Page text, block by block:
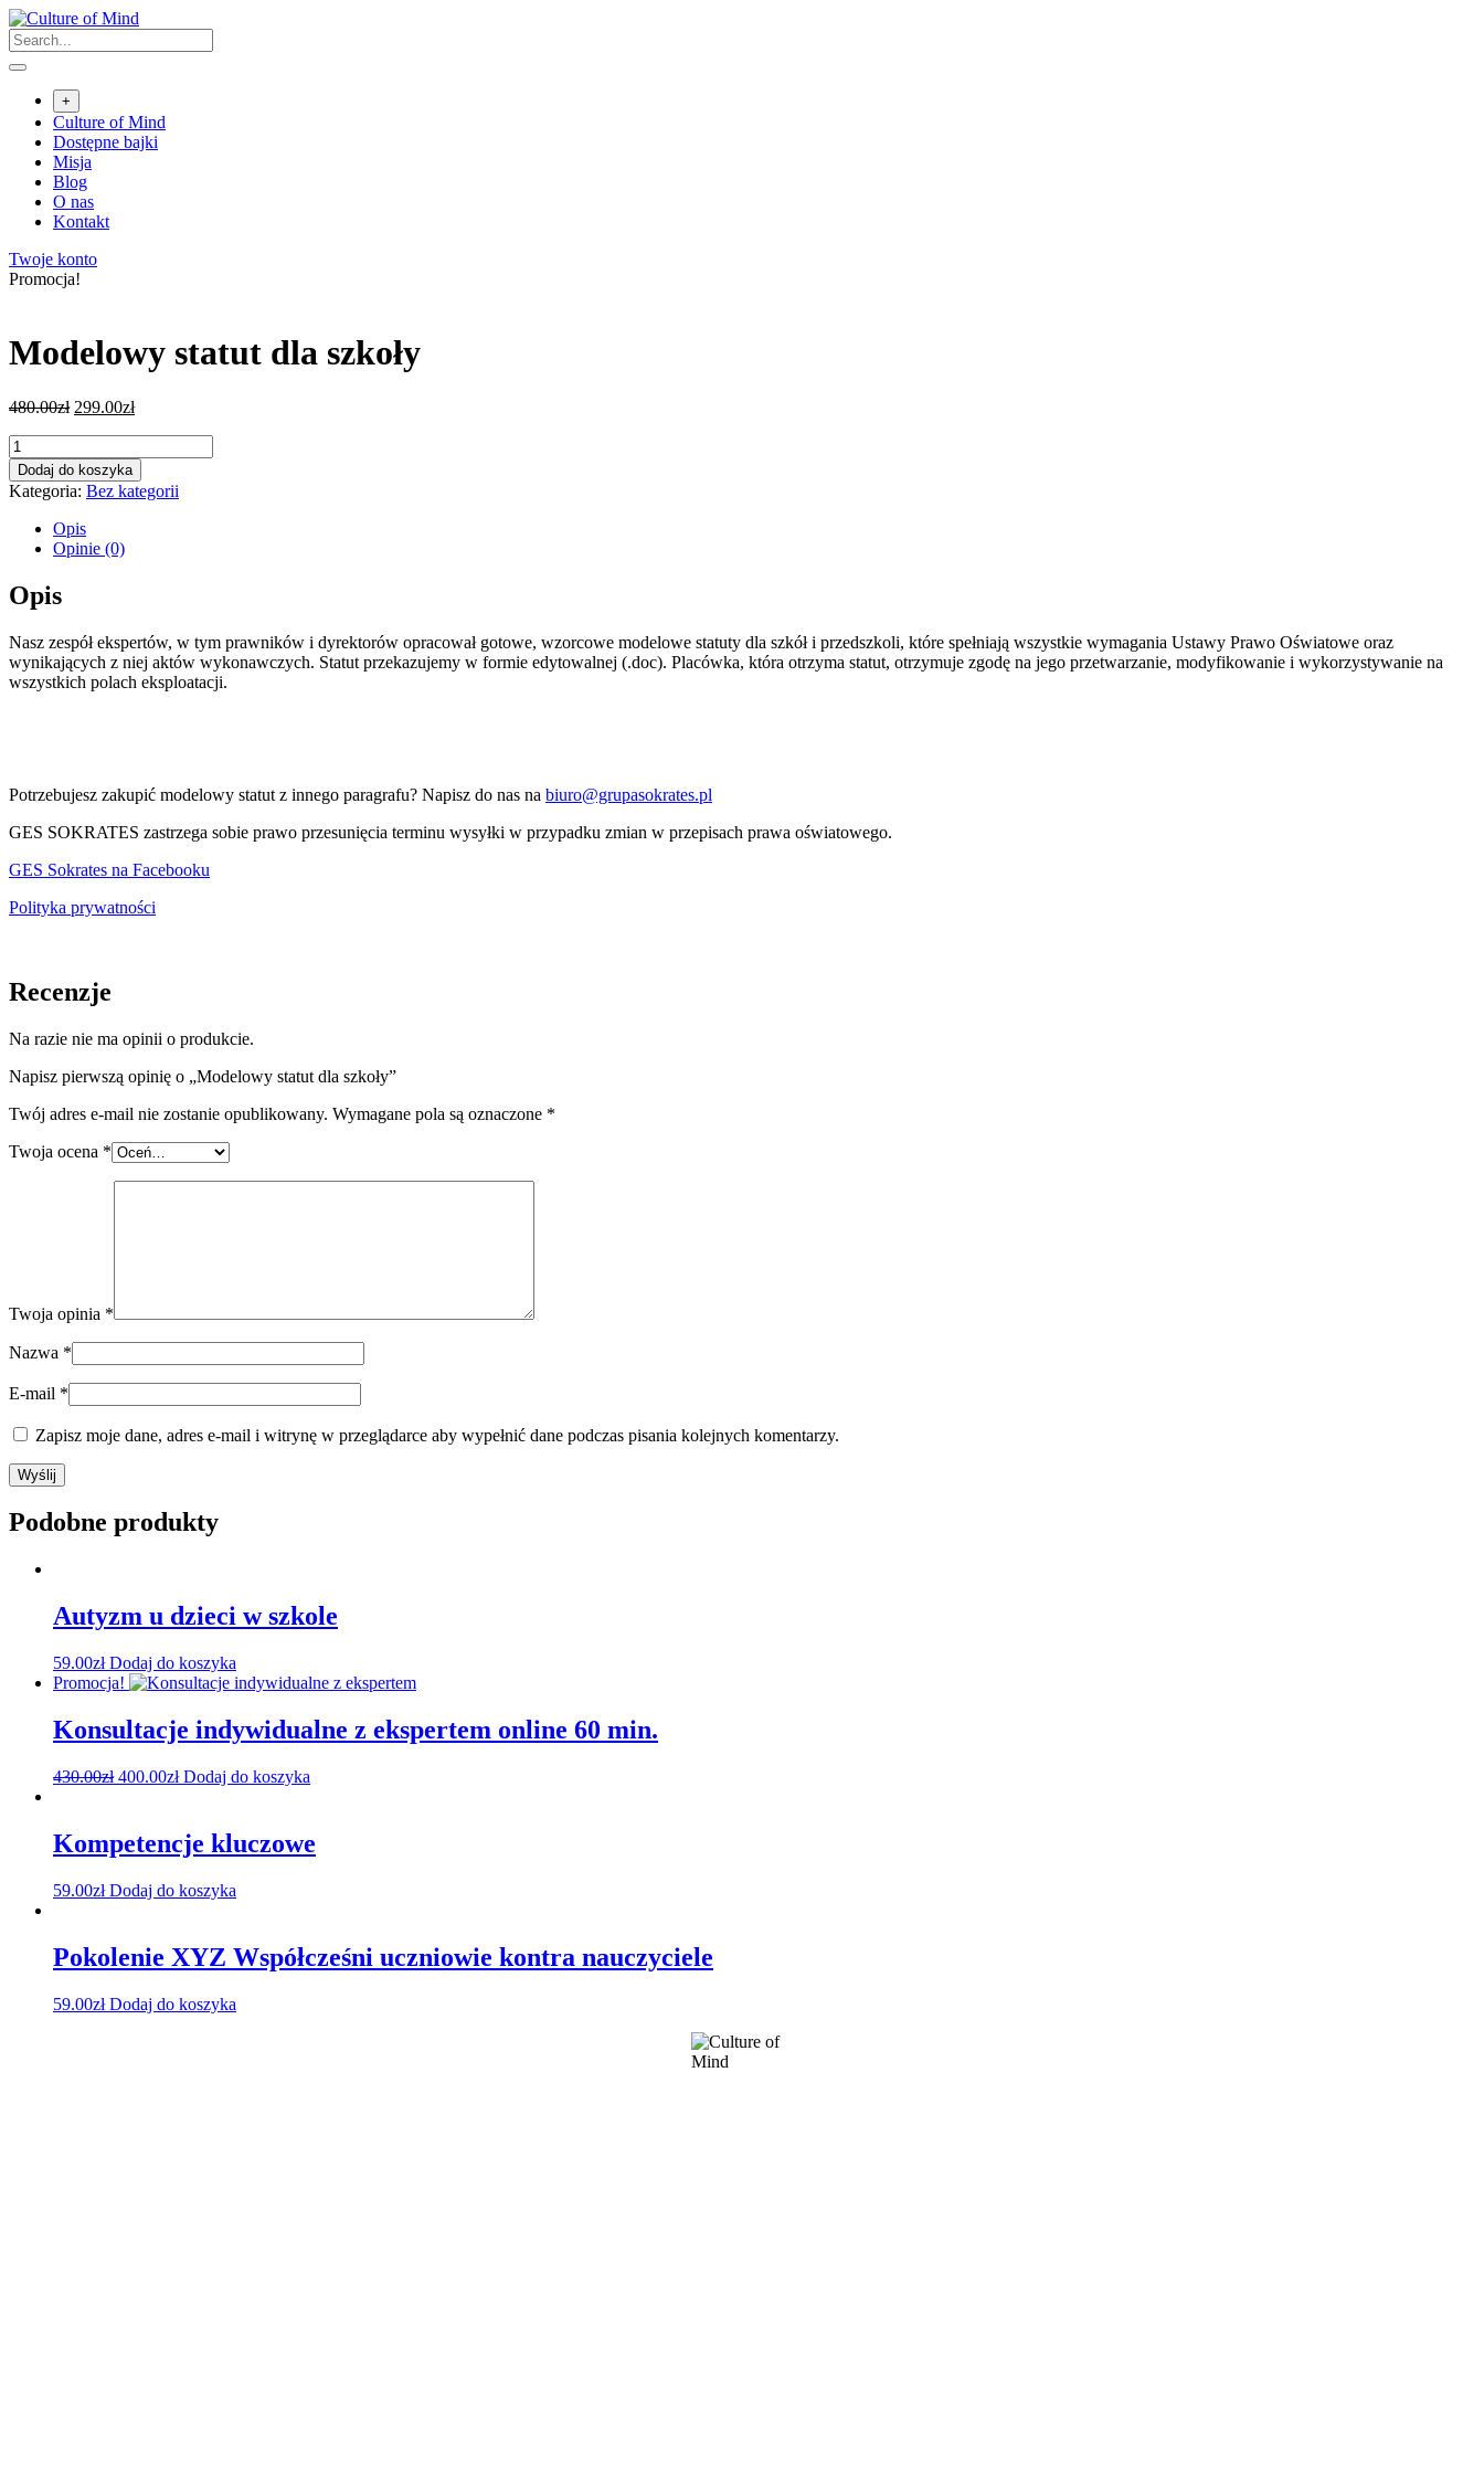
Skip
to
content
+
Culture of Mind
Dostępne bajki
Misja
Blog
O nas
Kontakt
Twoje konto
Promocja!
Modelowy statut dla szkoły
480.00zł 299.00zł
ilość
Modelowy
statut
dla
szkoły
Dodaj do koszyka
Kategoria: Bez kategorii
Opis
Opinie (0)
Opis
Nasz zespół ekspertów, w tym prawników i dyrektorów opracował gotowe, wzorcowe modelowe statuty dla szkół i przedszkoli, które spełniają wszystkie wymagania Ustawy Prawo Oświatowe oraz
wynikających z niej aktów wykonawczych. Statut przekazujemy w formie edytowalnej (.doc). Placówka, która otrzyma statut, otrzymuje zgodę na jego przetwarzanie, modyfikowanie i wykorzystywanie na
wszystkich polach eksploatacji.
Potrzebujesz zakupić modelowy statut z innego paragrafu? Napisz do nas na biuro@grupasokrates.pl
GES SOKRATES zastrzega sobie prawo przesunięcia terminu wysyłki w przypadku zmian w przepisach prawa oświatowego.
GES Sokrates na Facebooku
Polityka prywatności
Recenzje
Na razie nie ma opinii o produkcie.
Napisz pierwszą opinię o „Modelowy statut dla szkoły”
Twój adres e-mail nie zostanie opublikowany. Wymagane pola są oznaczone *
Twoja ocena *
Twoja opinia *
Nazwa *
E-mail *
Zapisz moje dane, adres e-mail i witrynę w przeglądarce aby wypełnić dane podczas pisania kolejnych komentarzy.
Podobne produkty
Autyzm u dzieci w szkole
59.00zł Dodaj do koszyka
Promocja!
Konsultacje indywidualne z ekspertem online 60 min.
430.00zł 400.00zł Dodaj do koszyka
Kompetencje kluczowe
59.00zł Dodaj do koszyka
Pokolenie XYZ Współcześni uczniowie kontra nauczyciele
59.00zł Dodaj do koszyka